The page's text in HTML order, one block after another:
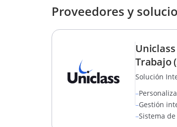
Proveedores y
Trabajo
Solución
–
–Gestión
–Sistema